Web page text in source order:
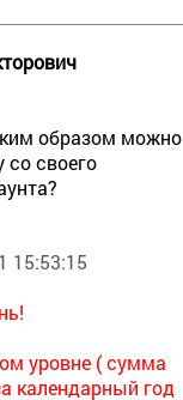
образом можно
со своего
15:53:15
уровне ( сумма
календарный год